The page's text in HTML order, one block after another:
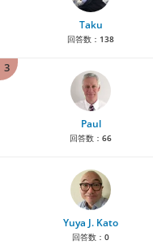
Taku
回答数： 138
3
Paul
回答数： 66
Yuya J. Kato
回答数： 0